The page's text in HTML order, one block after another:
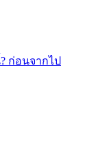
ก่อนจากไป